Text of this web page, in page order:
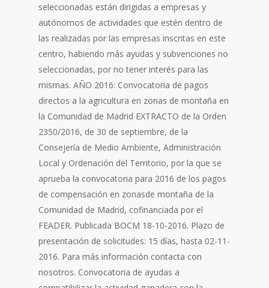
seleccionadas están dirigidas a empresas y
autónomos de actividades que estén dentro de
las realizadas por las empresas inscritas en este
centro, habiendo más ayudas y subvenciones no
seleccionadas, por no tener interés para las
mismas. AÑO 2016: Convocatoria de pagos
directos a la agricultura en zonas de montaña en
la Comunidad de Madrid EXTRACTO de la Orden
2350/2016, de 30 de septiembre, de la
Consejería de Medio Ambiente, Administración
Local y Ordenación del Territorio, por la que se
aprueba la convocatoria para 2016 de los pagos
de compensación en zonasde montaña de la
Comunidad de Madrid, cofinanciada por el
FEADER. Publicada BOCM 18-10-2016. Plazo de
presentación de solicitudes: 15 días, hasta 02-11-
2016. Para más información contacta con
nosotros. Convocatoria de ayudas a